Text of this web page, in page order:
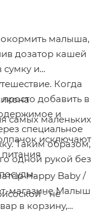
малыша,
дозатор кашей
сумку и
Когда
добавить в
и
специальное
Таким образом,
одной рукой без
самых маленьких
исключают
- не
Happy Baby /
магазине Малыш
в корзину,